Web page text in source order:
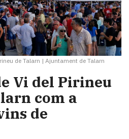
de Talarn | Ajuntament de Talarn
Vi del Pirineu
com a
de